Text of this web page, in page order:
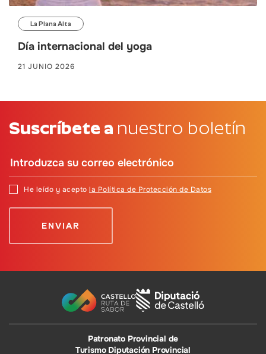
La Plana Alta
Día internacional del yoga
21 JUNIO 2026
Suscríbete a nuestro boletín
He leído y acepto la Política de Protección de Datos
Patronato Provincial de
Turismo Diputación Provincial